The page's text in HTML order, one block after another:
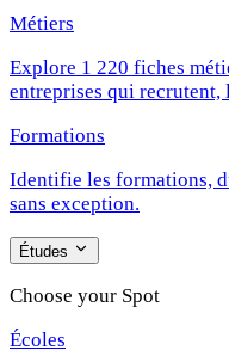
Métiers
Explore 1 220 fiches
entreprises qui recrutent,
Formations
Identifie les formations,
sans exception.
Études
Choose your Spot
Écoles